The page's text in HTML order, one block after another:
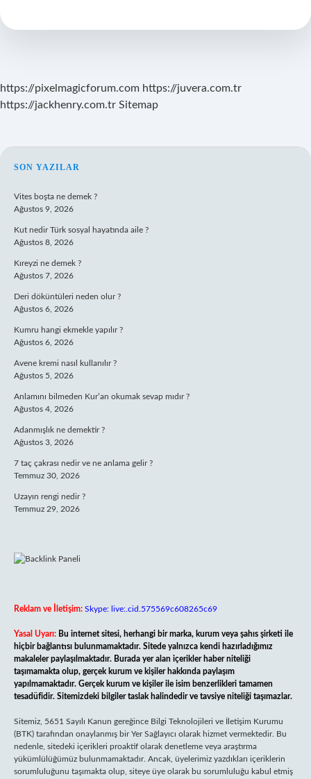
Karışım
https://pixelmagicforum.com https://juvera.com.tr
https://jackhenry.com.tr Sitemap
SIDEBAR
SON YAZILAR
Vites boşta ne demek ?
Ağustos 9, 2026
Kut nedir Türk sosyal hayatında aile ?
Ağustos 8, 2026
Kıreyzi ne demek ?
Ağustos 7, 2026
Deri döküntüleri neden olur ?
Ağustos 6, 2026
Kumru hangi ekmekle yapılır ?
Ağustos 6, 2026
Avene kremi nasıl kullanılır ?
Ağustos 5, 2026
Anlamını bilmeden Kur’an okumak sevap mıdır ?
Ağustos 4, 2026
Adanmışlık ne demektir ?
Ağustos 3, 2026
7 taç çakrası nedir ve ne anlama gelir ?
Temmuz 30, 2026
Uzayın rengi nedir ?
Temmuz 29, 2026
Reklam ve İletişim: Skype: live:.cid.575569c608265c69
Yasal Uyarı: Bu internet sitesi, herhangi bir marka, kurum veya şahıs şirketi ile
hiçbir bağlantısı bulunmamaktadır. Sitede yalnızca kendi hazırladığımız
makaleler paylaşılmaktadır. Burada yer alan içerikler haber niteliği
taşımamakta olup, gerçek kurum ve kişiler hakkında paylaşım
yapılmamaktadır. Gerçek kurum ve kişiler ile isim benzerlikleri tamamen
tesadüfidir. Sitemizdeki bilgiler taslak halindedir ve tavsiye niteliği taşımazlar.
Sitemiz, 5651 Sayılı Kanun gereğince Bilgi Teknolojileri ve İletişim Kurumu
(BTK) tarafından onaylanmış bir Yer Sağlayıcı olarak hizmet vermektedir. Bu
nedenle, sitedeki içerikleri proaktif olarak denetleme veya araştırma
yükümlülüğümüz bulunmamaktadır. Ancak, üyelerimiz yazdıkları içeriklerin
sorumluluğunu taşımakta olup, siteye üye olarak bu sorumluluğu kabul etmiş